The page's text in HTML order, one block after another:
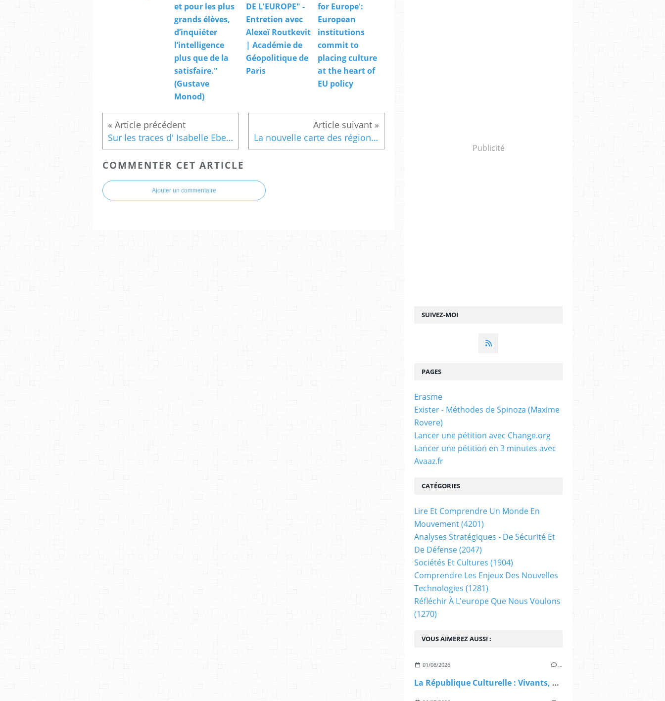
et pour les plus
grands élèves,
d’inquiéter
l’intelligence
plus que de la
satisfaire."
(Gustave
Monod)
DE L'EUROPE" -
Entretien avec
Alexeï Routkevit
| Académie de
Géopolitique de
Paris
for Europe':
European
institutions
commit to
placing culture
at the heart of
EU policy
Sur les traces d' Isabelle Eberhardt La nouvelle carte des régions : des effets de transformation inattendus, par Daniel Behar & Xavier Desjardins (theconversation.com)
COMMENTER CET ARTICLE
Ajouter un commentaire
SUIVEZ-MOI
Publicité
VOUS AIMEREZ AUSSI :
01/08/2026 …
La République Culturelle : Vivants, Toujours ! (La France humaniste)
PAGES
Erasme
Exister - Méthodes de Spinoza (Maxime
Rovere)
Lancer une pétition avec Change.org
Lancer une pétition en 3 minutes avec
Avaaz.fr
CATÉGORIES
Lire Et Comprendre Un Monde En
Mouvement(4201)
Analyses Stratégiques - De Sécurité Et
De Défense(2047)
Sociétés Et Cultures (1904)
Comprendre Les Enjeux Des Nouvelles
Technologies (1281)
Réfléchir À L'europe Que Nous Voulons
(1270)